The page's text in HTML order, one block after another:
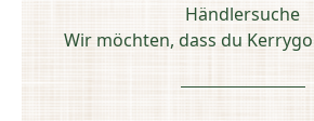
Händlersuche
Wir möchten, dass du